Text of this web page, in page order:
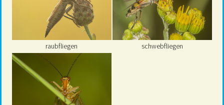
raubfliegen schwebfliegen